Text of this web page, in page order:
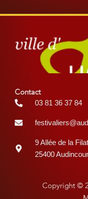
Contact
03 81 36 37 84
9 Allée de la
25400
Copyright ©